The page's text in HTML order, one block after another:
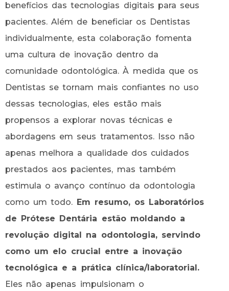
benefícios das tecnologias digitais para seus
pacientes. Além de beneficiar os Dentistas
individualmente, esta colaboração fomenta
uma cultura de inovação dentro da
comunidade odontológica. À medida que os
Dentistas se tornam mais confiantes no uso
dessas tecnologias, eles estão mais
propensos a explorar novas técnicas e
abordagens em seus tratamentos. Isso não
apenas melhora a qualidade dos cuidados
prestados aos pacientes, mas também
estimula o avanço contínuo da odontologia
como um todo. Em resumo, os Laboratórios
de Prótese Dentária estão moldando a
revolução digital na odontologia, servindo
como um elo crucial entre a inovação
tecnológica e a prática clínica/laboratorial.
Eles não apenas impulsionam o